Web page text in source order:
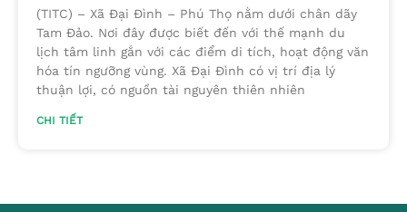
(TITC) – Xã Đại Đình – Phú Thọ nằm dưới chân dãy
Tam Đảo. Nơi đây được biết đến với thế mạnh du
lịch tâm linh gắn với các điểm di tích, hoạt động văn
hóa tín ngưỡng vùng. Xã Đại Đình có vị trí địa lý
thuận lợi, có nguồn tài nguyên thiên nhiên
CHI TIẾT